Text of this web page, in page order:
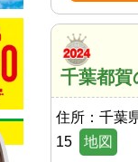
千葉都賀
住所： 千葉
15
地図